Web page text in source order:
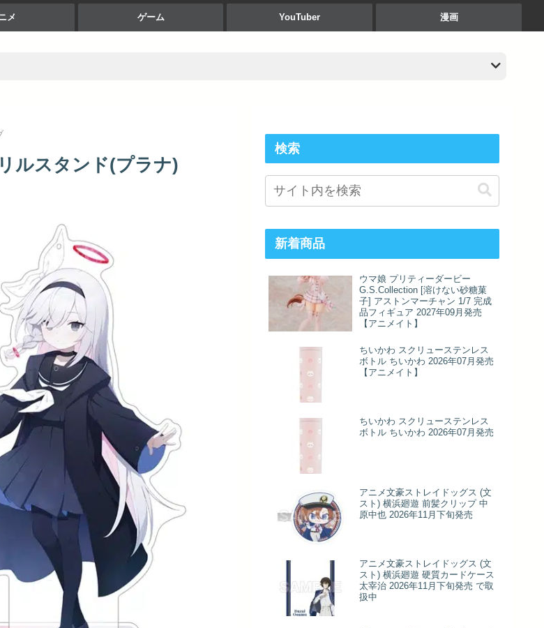
メ ゲーム YouTuber 漫画
ルスタンド(プラナ)
検索
新着商品
ウマ娘 プリティーダービー
G.S.Collection [溶けない砂糖菓
子] アストンマーチャン 1/7 完成
品フィギュア 2027年09月発売
【アニメイト】
ちいかわ スクリューステンレス
ボトル ちいかわ 2026年07月発売
【アニメイト】
ちいかわ スクリューステンレス
ボトル ちいかわ 2026年07月発売
アニメ文豪ストレイドッグス (文
スト) 横浜廻遊 前髪クリップ 中
原中也 2026年11月下旬発売
アニメ文豪ストレイドッグス (文
スト) 横浜廻遊 硬質カードケース
太宰治 2026年11月下旬発売 で取
扱中